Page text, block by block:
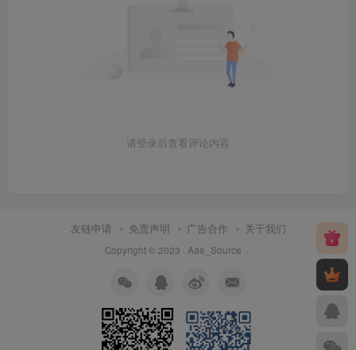
请登录后查看评论内容
友链申请 免责声明 广告合作 关于我们
Copyright © 2023 · Aae_Source ·